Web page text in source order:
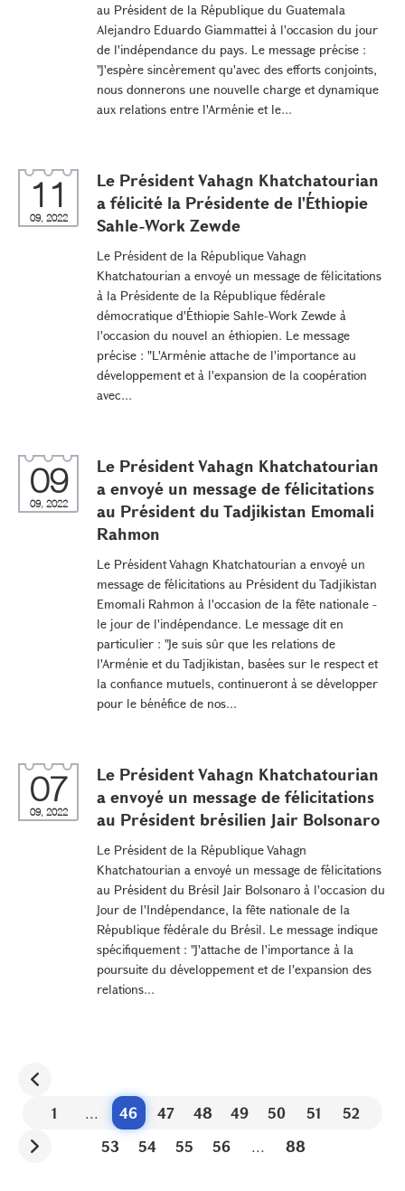
au Président de la République du Guatemala
Alejandro Eduardo Giammattei à l'occasion du jour
de l'indépendance du pays. Le message précise :
"J'espère sincèrement qu'avec des efforts conjoints,
nous donnerons une nouvelle charge et dynamique
aux relations entre l'Arménie et le...
11
09, 2022
Le Président Vahagn Khatchatourian
a félicité la Présidente de l'Éthiopie
Sahle-Work Zewde
Le Président de la République Vahagn
Khatchatourian a envoyé un message de félicitations
à la Présidente de la République fédérale
démocratique d'Éthiopie Sahle-Work Zewde à
l'occasion du nouvel an éthiopien. Le message
précise : "L'Arménie attache de l'importance au
développement et à l'expansion de la coopération
avec...
09
09, 2022
Le Président Vahagn Khatchatourian
a envoyé un message de félicitations
au Président du Tadjikistan Emomali
Rahmon
Le Président Vahagn Khatchatourian a envoyé un
message de félicitations au Président du Tadjikistan
Emomali Rahmon à l'occasion de la fête nationale -
le jour de l'indépendance. Le message dit en
particulier : "Je suis sûr que les relations de
l'Arménie et du Tadjikistan, basées sur le respect et
la confiance mutuels, continueront à se développer
pour le bénéfice de nos...
07
09, 2022
Le Président Vahagn Khatchatourian
a envoyé un message de félicitations
au Président brésilien Jair Bolsonaro
Le Président de la République Vahagn
Khatchatourian a envoyé un message de félicitations
au Président du Brésil Jair Bolsonaro à l'occasion du
Jour de l'Indépendance, la fête nationale de la
République fédérale du Brésil. Le message indique
spécifiquement : "J'attache de l'importance à la
poursuite du développement et de l'expansion des
relations...
1 ... 46 47 48 49 50 51
52
53
54 55 56 ... 88